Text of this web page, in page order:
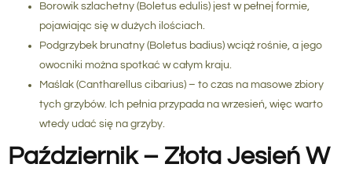
Borowik szlachetny (Boletus edulis) jest w pełnej formie,
pojawiając się w dużych ilościach.
Podgrzybek brunatny (Boletus badius) wciąż rośnie, a jego
owocniki można spotkać w całym kraju.
Maślak (Cantharellus cibarius) – to czas na masowe zbiory
tych grzybów. Ich pełnia przypada na wrzesień, więc warto
wtedy udać się na grzyby.
Październik – Złota Jesień W